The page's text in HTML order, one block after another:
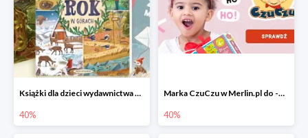
Książki dla dzieci wydawnictwa Nasza Księgarnia w Merlin.pl do -40%
40%
Marka CzuCzu w Merlin.pl do -40%
40%